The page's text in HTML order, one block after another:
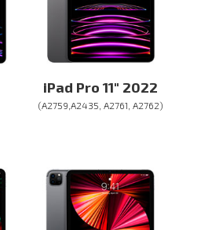
iPad Pro 11″ 2022
(A2759,A2435, A2761, A2762)